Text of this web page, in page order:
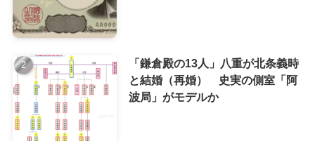
「鎌倉殿の13人」八重が北条義時
と結婚（再婚） 史実の側室「阿
波局」がモデルか